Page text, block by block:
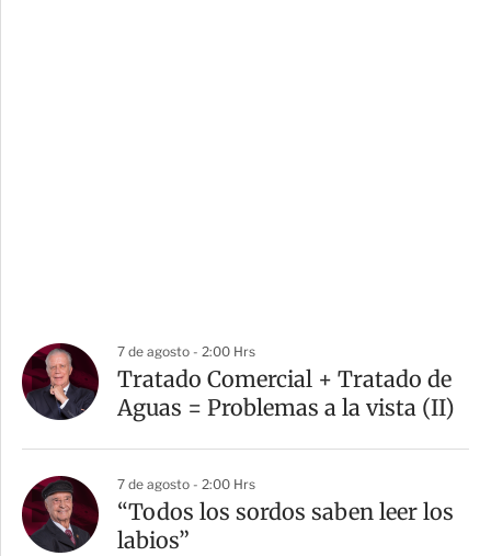
7 de agosto - 2:00 Hrs
Tratado Comercial + Tratado de
Aguas = Problemas a la vista (II)
7 de agosto - 2:00 Hrs
“Todos los sordos saben leer los
labios”